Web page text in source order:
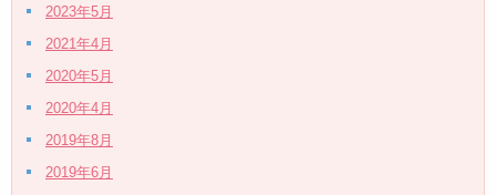
2023年5月
2021年4月
2020年5月
2020年4月
2019年8月
2019年6月